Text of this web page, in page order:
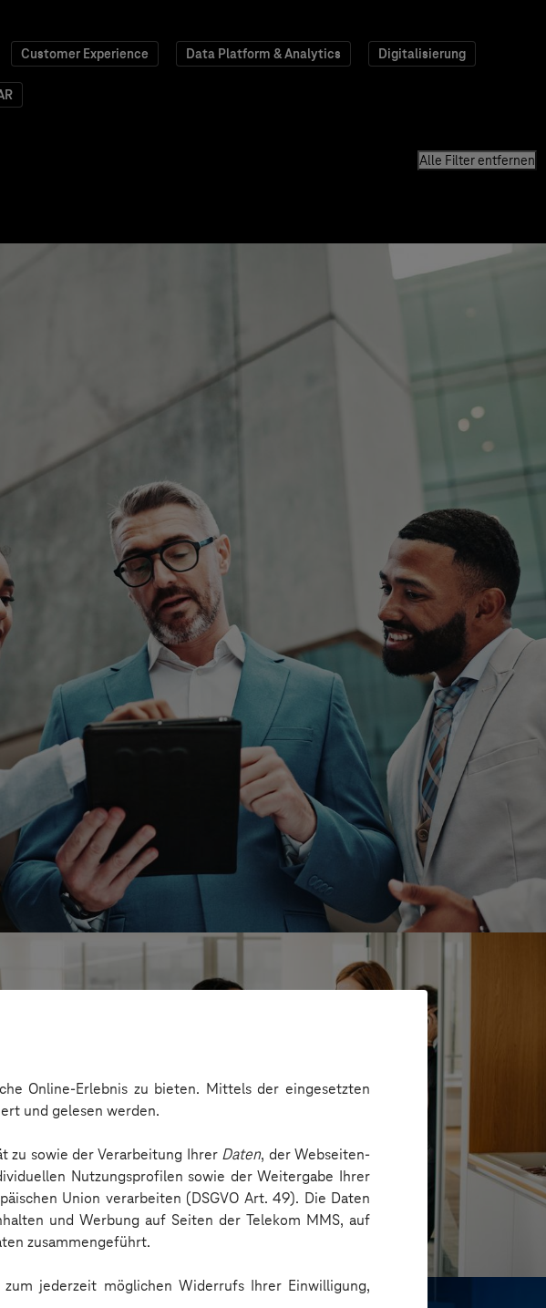
Online-Erlebnis zu bieten. Mittels der eingesetzten
und gelesen werden.
zu sowie der Verarbeitung Ihrer Daten, der Webseiten-
Nutzungsprofilen sowie der Weitergabe Ihrer
Union verarbeiten (DSGVO Art. 49). Die Daten
und Werbung auf Seiten der Telekom MMS, auf
zusammengeführt.
jederzeit möglichen Widerrufs Ihrer Einwilligung,
Customer Experience Data Platform & Analytics Digitalisierung
Alle Filter entfernen
ista
Gut informiert dank mobiler App